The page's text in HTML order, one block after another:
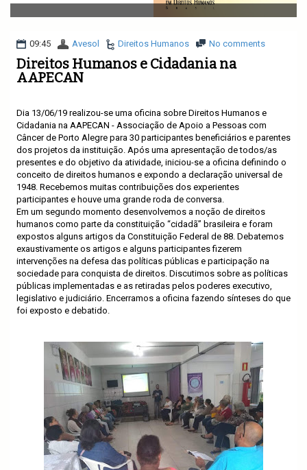
v
i
a
i
09:45 Avesol Direitos Humanos No comments
Direitos Humanos e Cidadania na
AAPECAN
Dia 13/06/19 realizou-se uma oficina sobre Direitos Humanos e
Cidadania na AAPECAN - Associação de Apoio a Pessoas com
Câncer de Porto Alegre para 30 participantes beneficiários e parentes
dos projetos da instituição. Após uma apresentação de todos/as
presentes e do objetivo da atividade, iniciou-se a oficina definindo o
conceito de direitos humanos e expondo a declaração universal de
1948. Recebemos muitas contribuições dos experientes
participantes e houve uma grande roda de conversa.
Em um segundo momento desenvolvemos a noção de direitos
humanos como parte da constituição “cidadã” brasileira e foram
expostos alguns artigos da Constituição Federal de 88. Debatemos
exaustivamente os artigos e alguns participantes fizerem
intervenções na defesa das políticas públicas e participação na
sociedade para conquista de direitos. Discutimos sobre as políticas
públicas implementadas e as retiradas pelos poderes executivo,
legislativo e judiciário. Encerramos a oficina fazendo sínteses do que
foi exposto e debatido.